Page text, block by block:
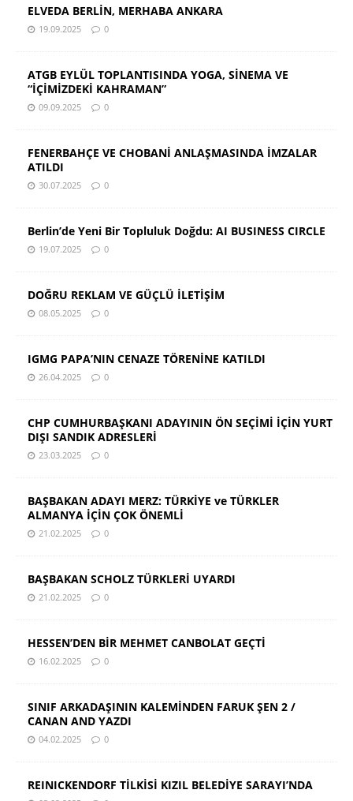
ELVEDA BERLİN, MERHABA ANKARA
19.09.2025 0
ATGB EYLÜL TOPLANTISINDA YOGA, SİNEMA VE
“İÇİMİZDEKİ KAHRAMAN”
09.09.2025 0
FENERBAHÇE VE CHOBANİ ANLAŞMASINDA İMZALAR
ATILDI
30.07.2025 0
Berlin’de Yeni Bir Topluluk Doğdu: AI BUSINESS CIRCLE
19.07.2025 0
DOĞRU REKLAM VE GÜÇLÜ İLETİŞİM
08.05.2025 0
IGMG PAPA’NIN CENAZE TÖRENİNE KATILDI
26.04.2025 0
CHP CUMHURBAŞKANI ADAYININ ÖN SEÇİMİ İÇİN YURT
DIŞI SANDIK ADRESLERİ
23.03.2025 0
BAŞBAKAN ADAYI MERZ: TÜRKİYE ve TÜRKLER
ALMANYA İÇİN ÇOK ÖNEMLİ
21.02.2025 0
BAŞBAKAN SCHOLZ TÜRKLERİ UYARDI
21.02.2025 0
HESSEN’DEN BİR MEHMET CANBOLAT GEÇTİ
16.02.2025 0
SINIF ARKADAŞININ KALEMİNDEN FARUK ŞEN 2 /
CANAN AND YAZDI
04.02.2025 0
REINICKENDORF TİLKİSİ KIZIL BELEDİYE SARAYI’NDA